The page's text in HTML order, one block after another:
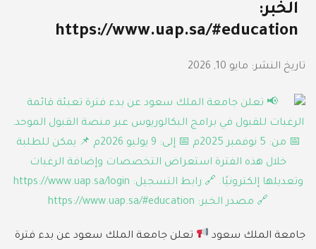
الخبر:
https://www.uap.sa/#education
تاريخ النشر: مايو 10, 2026
جامعة الملك سعود
تعلن جامعة الملك سعود عن بدء فترة